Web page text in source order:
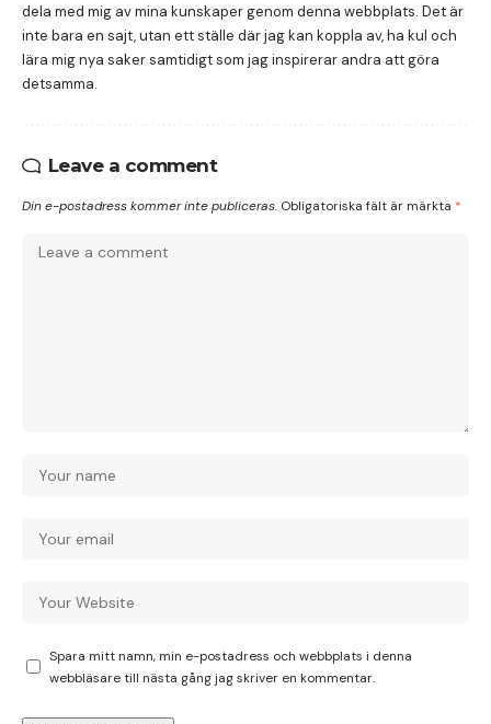
dela med mig av mina kunskaper genom denna webbplats. Det är
inte bara en sajt, utan ett ställe där jag kan koppla av, ha kul och
lära mig nya saker samtidigt som jag inspirerar andra att göra
detsamma.
Leave a comment
Din e-postadress kommer inte publiceras. Obligatoriska fält är märkta *
Spara mitt namn, min e-postadress och webbplats i denna
webbläsare till nästa gång jag skriver en kommentar.